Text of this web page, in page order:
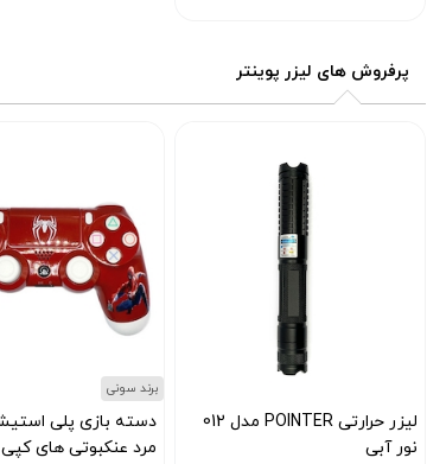
۴,۹۰۰,۰۰۰
تومان
پرفروش های لیزر پوینتر
لیزر حرارتی POINTER مدل 012
نور آبی
برند سونی
مرد عنکبوتی های کپی